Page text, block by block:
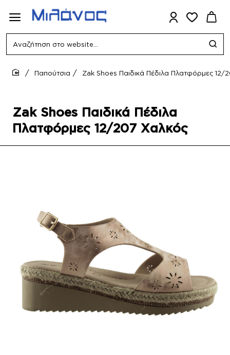
Αναζήτηση
website...
Zak Shoes Παιδικά Πέδιλα
Πλατφόρμες 12/207 Χαλκός
Παπούτσια Zak Shoes Παιδικά Πέδιλα Πλατφόρμες 12/